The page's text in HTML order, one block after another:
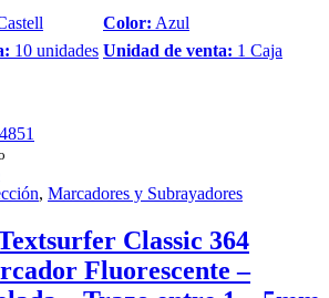
Color: Azul
10 unidades Unidad de venta: 1 Caja
, Marcadores y Subrayadores
Classic 364
Fluorescente –